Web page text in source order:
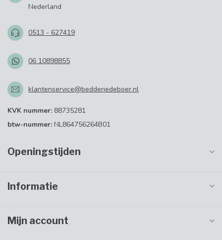
Nederland
0513 - 627419
06 10898855
klantenservice@bedderiedeboer.nl
KVK nummer: 88735281
btw-nummer: NL864756264B01
Openingstijden
Informatie
Mijn account